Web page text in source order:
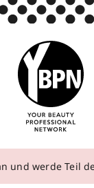
und werde Teil